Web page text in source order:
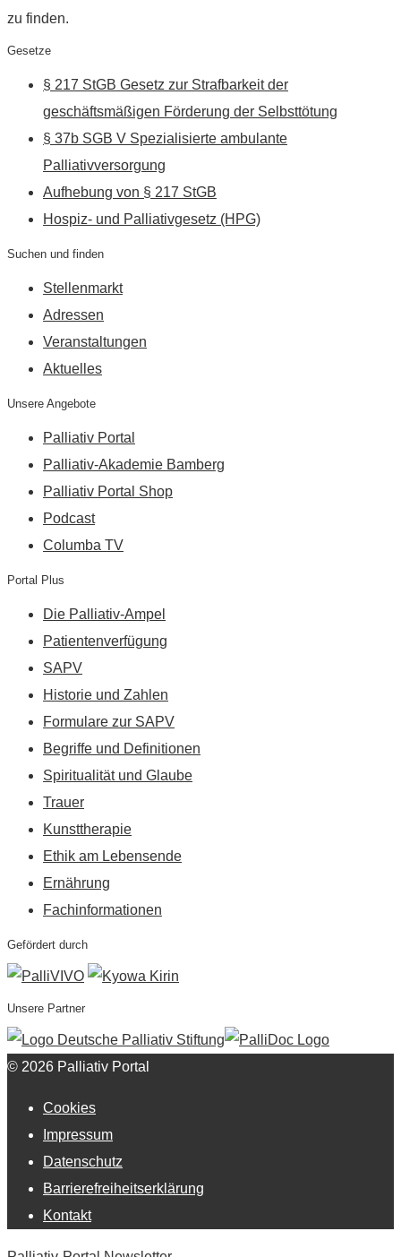
zu finden.
Gesetze
§ 217 StGB Gesetz zur Strafbarkeit der
geschäftsmäßigen Förderung der Selbsttötung
§ 37b SGB V Spezialisierte ambulante
Palliativversorgung
Aufhebung von § 217 StGB
Hospiz- und Palliativgesetz (HPG)
Suchen und finden
Stellenmarkt
Adressen
Veranstaltungen
Aktuelles
Unsere Angebote
Palliativ Portal
Palliativ-Akademie Bamberg
Palliativ Portal Shop
Podcast
Columba TV
Portal Plus
Die Palliativ-Ampel
Patientenverfügung
SAPV
Historie und Zahlen
Formulare zur SAPV
Begriffe und Definitionen
Spiritualität und Glaube
Trauer
Kunsttherapie
Ethik am Lebensende
Ernährung
Fachinformationen
Gefördert durch
Unsere Partner
© 2026 Palliativ Portal
Cookies
Impressum
Datenschutz
Barrierefreiheitserklärung
Kontakt